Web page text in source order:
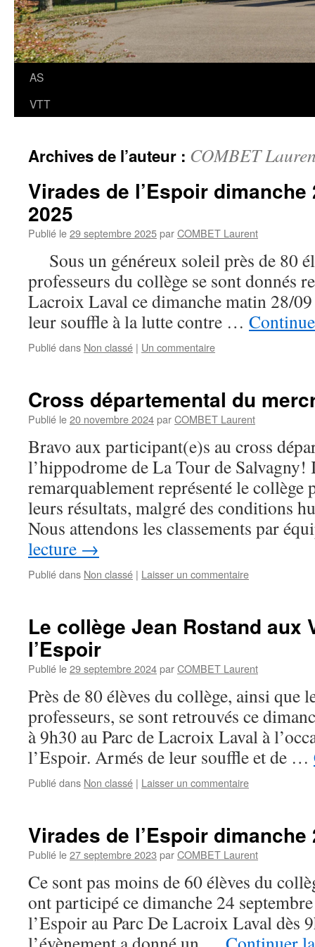
AS
VTT
Archives de l’auteur : COMBET
Virades de l’Espoir
2025
Publié le29 septembre 2025parCOMBET Laurent
Sous un généreux soleil près de 80
professeurs du collège se sont donnés
Lacroix Laval ce dimanche matin 28/
leur souffle à la lutte contre …
Publié dans Non classé | Un commentaire
Cross départemental du
Publié le20 novembre 2024parCOMBET Laurent
Bravo aux participant(e)s au cross
l’hippodrome de La Tour de Salvagny!
remarquablement représenté le collège
leurs résultats, malgré des conditions
Nous attendons les classements par
lecture →
Publié dans Non classé | Laisser un commentaire
Le collège Jean Rostand aux
l’Espoir
Publié le29 septembre 2024parCOMBET Laurent
Près de 80 élèves du collège, ainsi que
professeurs, se sont retrouvés ce
à 9h30 au Parc de Lacroix Laval à
l’Espoir. Armés de leur souffle et de …
Publié dans Non classé | Laisser un commentaire
Virades de l’Espoir dimanche
Publié le27 septembre 2023 parCOMBET Laurent
Ce sont pas moins de 60 élèves du
ont participé ce dimanche 24
l’Espoir au Parc De Lacroix Laval dès